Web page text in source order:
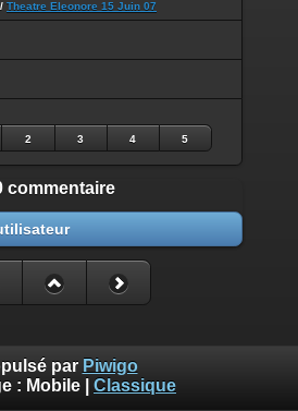
/ Theatre Eleonore 15 Juin 07
2 3 4 5
commentaire
par Piwigo
: Mobile Classique